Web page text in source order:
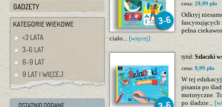
GADŻETY
<3 LATA
3-6 LAT
6-9 LAT
9 LAT I WIĘCEJ
cena: 29,99 pln
Odkryj
fascynujących
pełna
ciało... [więcej]
tytuł:Szlaczki
cena: 9,99 pln
W tej
pisania po
motoryczne.
po śladzie...